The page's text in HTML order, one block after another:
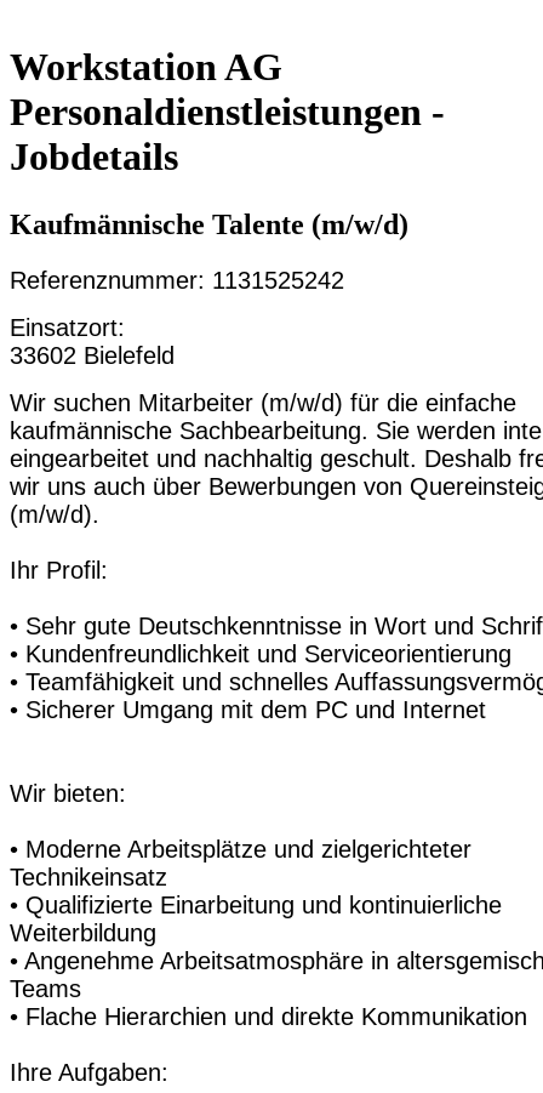
Workstation AG
Personaldienstleistungen -
Jobdetails
Kaufmännische Talente (m/w/d)
Referenznummer: 1131525242
Einsatzort:
33602 Bielefeld
Wir suchen Mitarbeiter (m/w/d) für die einfache
kaufmännische Sachbearbeitung. Sie werden
eingearbeitet und nachhaltig geschult. Deshalb
wir uns auch über Bewerbungen von
(m/w/d).
Ihr Profil:
• Sehr gute Deutschkenntnisse in Wort und
• Kundenfreundlichkeit und Serviceorientierung
• Teamfähigkeit und schnelles
• Sicherer Umgang mit dem PC und Internet
Wir bieten:
• Moderne Arbeitsplätze und zielgerichteter
Technikeinsatz
• Qualifizierte Einarbeitung und kontinuierliche
Weiterbildung
• Angenehme Arbeitsatmosphäre in
Teams
• Flache Hierarchien und direkte Kommunikation
Ihre Aufgaben: